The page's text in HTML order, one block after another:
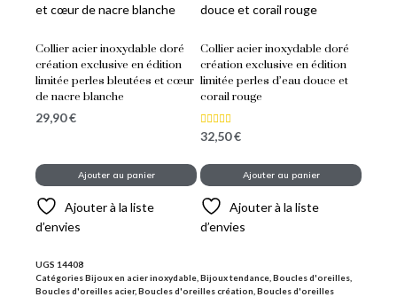
Collier acier inoxydable doré
création exclusive en édition
limitée perles bleutées et cœur
de nacre blanche
29,90€
Ajouter au panier
Ajouter à la liste
d’envies
Collier acier inoxydable doré
création exclusive en édition
limitée perles d’eau douce et
corail rouge
Note
5.00
32,50€
Ajouter au panier
Ajouter à la liste
d’envies
UGS 14408
CatégoriesBijoux en acier inoxydable Bijoux tendance Boucles d'oreilles
Boucles d'oreilles acier, Boucles d'oreilles création Boucles d'oreilles